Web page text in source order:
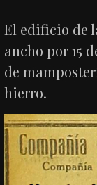
El edificio de
ancho por 15
de
hierro.